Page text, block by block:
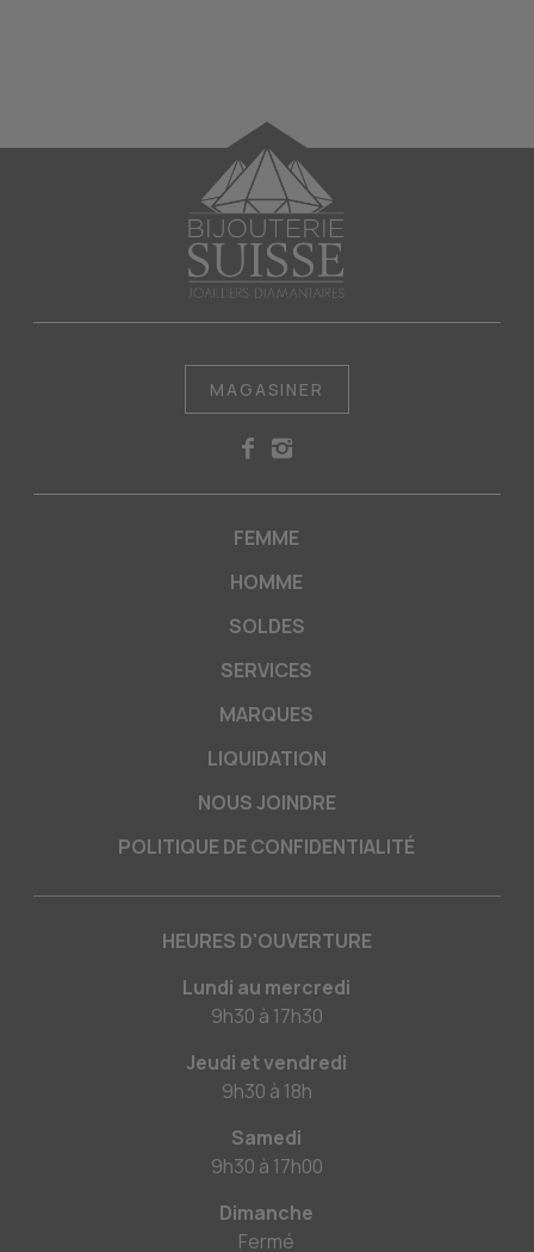
MAGASINER
FEMME
HOMME
SOLDES
SERVICES
MARQUES
LIQUIDATION
NOUS JOINDRE
POLITIQUE DE CONFIDENTIALITÉ
HEURES D'OUVERTURE
Lundi au mercredi
9h30 à 17h30
Jeudi et vendredi
9h30 à 18h
Samedi
9h30 à 17h00
Dimanche
Fermé